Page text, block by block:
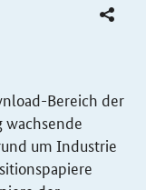
-Bereich der
um Industrie